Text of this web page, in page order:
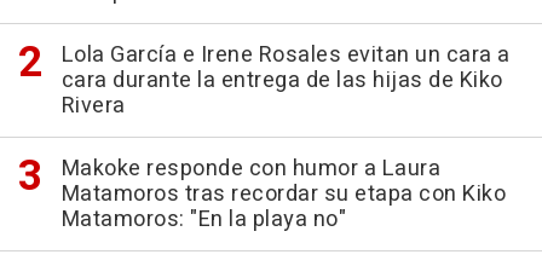
Lola García e Irene Rosales evitan un cara a
cara durante la entrega de las hijas de Kiko
Rivera
Makoke responde con humor a Laura
Matamoros tras recordar su etapa con Kiko
Matamoros: "En la playa no"